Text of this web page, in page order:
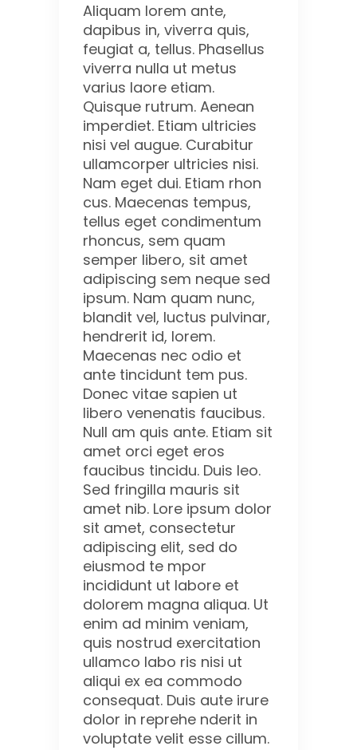
Aliquam lorem ante,
dapibus in, viverra quis,
feugiat a, tellus. Phasellus
viverra nulla ut metus
varius laore etiam.
Quisque rutrum. Aenean
imperdiet. Etiam ultricies
nisi vel augue. Curabitur
ullamcorper ultricies nisi.
Nam eget dui. Etiam rhon
cus. Maecenas tempus,
tellus eget condimentum
rhoncus, sem quam
semper libero, sit amet
adipiscing sem neque sed
ipsum. Nam quam nunc,
blandit vel, luctus pulvinar,
hendrerit id, lorem.
Maecenas nec odio et
ante tincidunt tem pus.
Donec vitae sapien ut
libero venenatis faucibus.
Null am quis ante. Etiam sit
amet orci eget eros
faucibus tincidu. Duis leo.
Sed fringilla mauris sit
amet nib. Lore ipsum dolor
sit amet, consectetur
adipiscing elit, sed do
eiusmod te mpor
incididunt ut labore et
dolorem magna aliqua. Ut
enim ad minim veniam,
quis nostrud exercitation
ullamco labo ris nisi ut
aliqui ex ea commodo
consequat. Duis aute irure
dolor in reprehe nderit in
voluptate velit esse cillum.